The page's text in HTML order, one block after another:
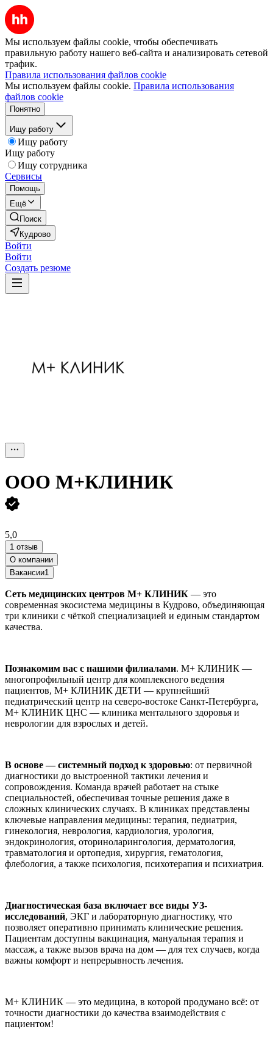
Мы используем файлы cookie, чтобы обеспечивать
правильную работу нашего веб-сайта и анализировать сетевой
трафик.
Правила использования файлов cookie
Мы используем файлы cookie. Правила использования
файлов cookie
Понятно
Ищу работу
Ищу работу
Ищу работу
Ищу сотрудника
Сервисы
Помощь
Ещё
Поиск
Кудрово
Войти
Войти
Создать резюме
ООО М+КЛИНИК
5,0
1 отзыв
О компании
Вакансии1
Сеть медицинских центров М+ КЛИНИК — это
современная экосистема медицины в Кудрово, объединяющая
три клиники с чёткой специализацией и единым стандартом
качества.
Познакомим вас с нашими филиалами. М+ КЛИНИК —
многопрофильный центр для комплексного ведения
пациентов, М+ КЛИНИК ДЕТИ — крупнейший
педиатрический центр на северо-востоке Санкт-Петербурга,
М+ КЛИНИК ЦНС — клиника ментального здоровья и
неврологии для взрослых и детей.
В основе — системный подход к здоровью: от первичной
диагностики до выстроенной тактики лечения и
сопровождения. Команда врачей работает на стыке
специальностей, обеспечивая точные решения даже в
сложных клинических случаях. В клиниках представлены
ключевые направления медицины: терапия, педиатрия,
гинекология, неврология, кардиология, урология,
эндокринология, оториноларингология, дерматология,
травматология и ортопедия, хирургия, гематология,
флебология, а также психология, психотерапия и психиатрия.
Диагностическая база включает все виды УЗ-
исследований, ЭКГ и лабораторную диагностику, что
позволяет оперативно принимать клинические решения.
Пациентам доступны вакцинация, мануальная терапия и
массаж, а также вызов врача на дом — для тех случаев, когда
важны комфорт и непрерывность лечения.
М+ КЛИНИК — это медицина, в которой продумано всё: от
точности диагностики до качества взаимодействия с
пациентом!